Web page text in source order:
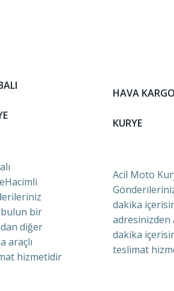
bir
diğer
araçlı
hizmetidir
HAVA KARGO
KURYE
Acil Moto
dakika
adresinizden
dakika
teslimat